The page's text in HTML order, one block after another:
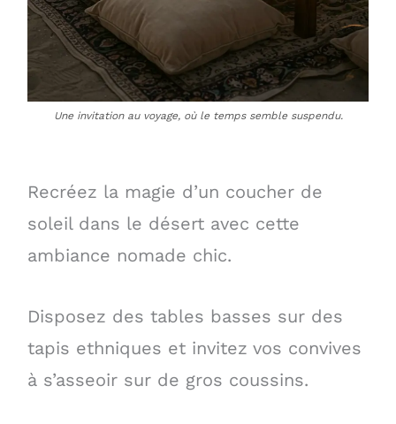
Une invitation au voyage, où le temps semble suspendu.
Recréez la magie d’un coucher de
soleil dans le désert avec cette
ambiance nomade chic.
Disposez des tables basses sur des
tapis ethniques et invitez vos convives
à s’asseoir sur de gros coussins.